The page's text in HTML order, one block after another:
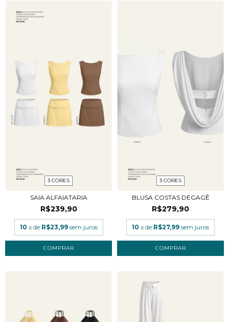
3 CORES
SAIA ALFAIATARIA
R$239,90
10 x de R$23,99 sem juros
COMPRAR
3 CORES
BLUSA COSTAS DEGAGÊ
R$279,90
10 x de R$27,99 sem juros
COMPRAR